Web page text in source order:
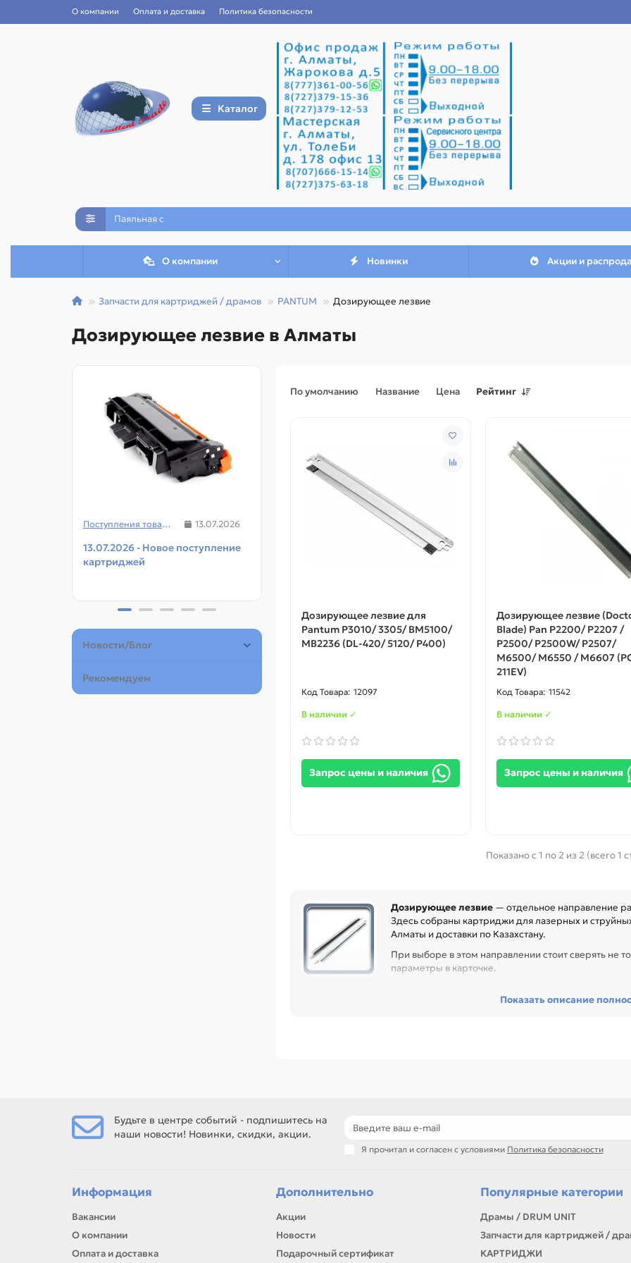
О компании Оплата и доставка Политика безопасности
Каталог
О компании Новинки Акции и
Запчасти для картриджей / драмов PANTUM Дозирующее лезвие
Дозирующее лезвие в Алматы
Поступления товаров 13.07.2026
13.07.2026 - Новое поступление
картриджей
08.07.2026
08.07.2026 - Новое поступление
Поступления товаров
23.06.2026 - Новое
запчастей для картриджей
Новости/Блог
Рекомендуем
По умолчанию Название Цена Рейтинг
Дозирующее лезвие для
Pantum P3010/ 3305/ BM5100/
MB2236 (DL-420/ 5120/ P400)
12097
В наличии ✓
Запрос цены и наличия
Дозирующее лезвие
Blade) Pan P2200/ P2207 /
P2500/ P2500W/ P2507/
M6500/ M6550 / M6607
211EV)
11542
В наличии ✓
Запрос цены и наличия
Показано с 1 по 2 из 2 (всего 1
Дозирующее лезвие — отдельное направление
Здесь собраны картриджи для лазерных и
Алматы и доставки по Казахстану.
При выборе в этом направлении стоит сверять не
параметры в карточке.
расходник без ошибок по совместимости, особенно при обслуживании
сравнение ресурса, цвета и типа поставки
позиции для офисной печати и сервисного запаса
самовывоз и доставка по Алматы, отправка по Казахстану
ремонта, заправки, печати или пополнения складского запаса.
Показать описание
Будьте в центре событий - подпишитесь на
наши новости! Новинки, скидки, акции.
Я прочитал и согласен с условиями Политика безопасности
Информация
Вакансии
О компании
Оплата и доставка
Дополнительно
Акции
Новости
Подарочный сертификат
Популярные категории
Драмы / DRUM UNIT
Запчасти для картриджей /
КАРТРИДЖИ